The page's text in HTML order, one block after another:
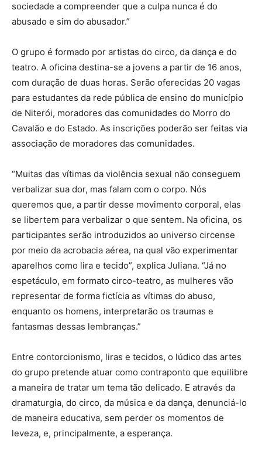
sociedade a compreender que a culpa nunca é do
abusado e sim do abusador.”
O grupo é formado por artistas do circo, da dança e do
teatro. A oficina destina-se a jovens a partir de 16 anos,
com duração de duas horas. Serão oferecidas 20 vagas
para estudantes da rede pública de ensino do município
de Niterói, moradores das comunidades do Morro do
Cavalão e do Estado. As inscrições poderão ser feitas via
associação de moradores das comunidades.
“Muitas das vítimas da violência sexual não conseguem
verbalizar sua dor, mas falam com o corpo. Nós
queremos que, a partir desse movimento corporal, elas
se libertem para verbalizar o que sentem. Na oficina, os
participantes serão introduzidos ao universo circense
por meio da acrobacia aérea, na qual vão experimentar
aparelhos como lira e tecido”, explica Juliana. “Já no
espetáculo, em formato circo-teatro, as mulheres vão
representar de forma fictícia as vítimas do abuso,
enquanto os homens, interpretarão os traumas e
fantasmas dessas lembranças.”
Entre contorcionismo, liras e tecidos, o lúdico das artes
do grupo pretende atuar como contraponto que equilibre
a maneira de tratar um tema tão delicado. E através da
dramaturgia, do circo, da música e da dança, denunciá-lo
de maneira educativa, sem perder os momentos de
leveza, e, principalmente, a esperança.